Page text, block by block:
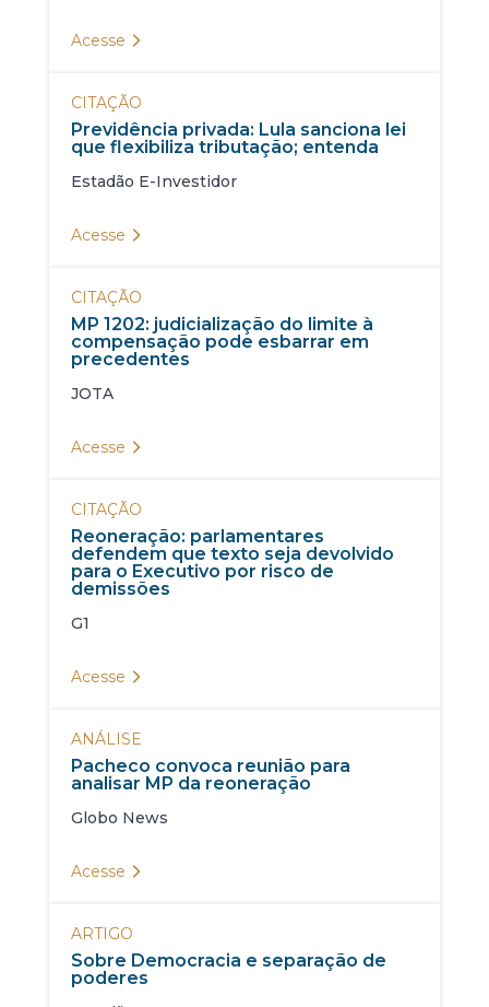
Acesse
CITAÇÃO
Previdência privada: Lula sanciona lei
que flexibiliza tributação; entenda
Estadão E-Investidor
Acesse
CITAÇÃO
MP 1202: judicialização do limite à
compensação pode esbarrar em
precedentes
JOTA
Acesse
CITAÇÃO
Reoneração: parlamentares
defendem que texto seja devolvido
para o Executivo por risco de
demissões
G1
Acesse
ANÁLISE
Pacheco convoca reunião para
analisar MP da reoneração
Globo News
Acesse
ARTIGO
Sobre Democracia e separação de
poderes